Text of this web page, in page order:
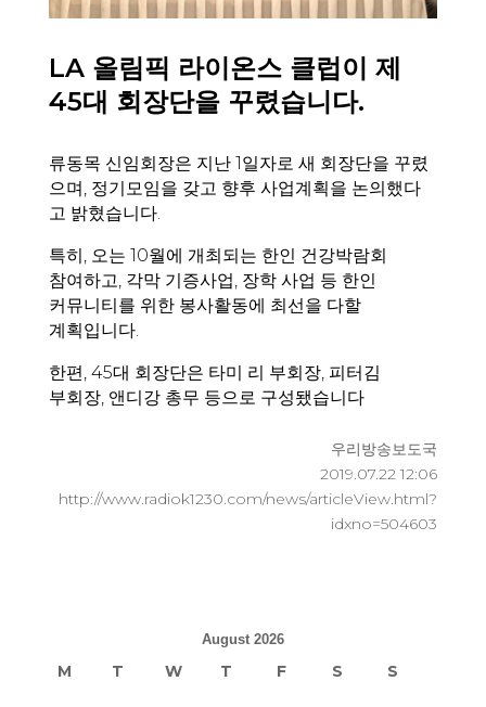
LA 올림픽 라이온스 클럽이 제
45대 회장단을 꾸렸습니다.
류동목 신임회장은 지난 1일자로 새 회장단을 꾸렸
으며, 정기모임을 갖고 향후 사업계획을 논의했다
고 밝혔습니다.
특히, 오는 10월에 개최되는 한인 건강박람회
참여하고, 각막 기증사업, 장학 사업 등 한인
커뮤니티를 위한 봉사활동에 최선을 다할
계획입니다.
한편, 45대 회장단은 타미 리 부회장, 피터김
부회장, 앤디강 총무 등으로 구성됐습니다
우리방송보도국
2019.07.22 12:06
http://www.radiok1230.com/news/articleView.html?
idxno=504603
August 2026
M T W T F S S